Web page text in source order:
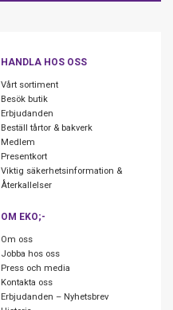
HANDLA HOS OSS
Vårt sortiment
Besök butik
Erbjudanden
Beställ tårtor & bakverk
Medlem
Presentkort
Viktig säkerhetsinformation &
Återkallelser
OM EKO;-
Om oss
Jobba hos oss
Press och media
Kontakta oss
Erbjudanden – Nyhetsbrev